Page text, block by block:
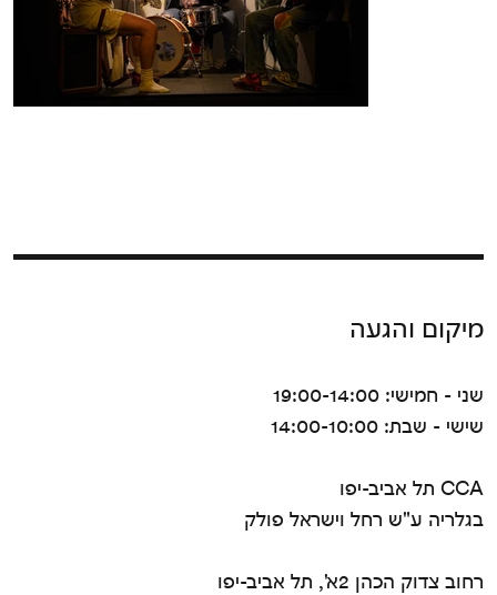
מיקום והגעה
שני - חמישי: 19:00-14:00
שישי - שבת: 14:00-10:00
CCA תל אביב-יפו
בגלריה ע"ש רחל וישראל פולק
רחוב צדוק הכהן 2א', תל אביב-יפו